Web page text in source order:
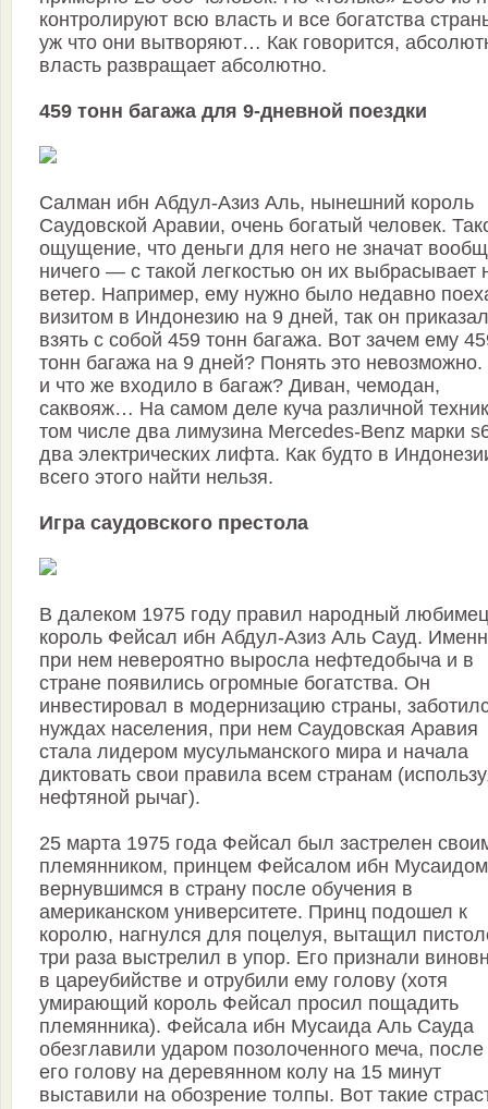
контролируют всю власть и все богатства
уж что они вытворяют… Как говорится,
власть развращает абсолютно.
459 тонн багажа для 9-дневной поездки
Салман ибн Абдул-Азиз Аль, нынешний король
Саудовской Аравии, очень богатый человек.
ощущение, что деньги для него не значат
ничего — с такой легкостью он их выбрасывает
ветер. Например, ему нужно было недавно
визитом в Индонезию на 9 дней, так он приказал
взять с собой 459 тонн багажа. Вот зачем ему
тонн багажа на 9 дней? Понять это
и что же входило в багаж? Диван, чемодан,
саквояж… На самом деле куча различной
том числе два лимузина Mercedes-Benz марки
два электрических лифта. Как будто в
всего этого найти нельзя.
Игра саудовского престола
В далеком 1975 году правил народный любимец
король Фейсал ибн Абдул-Азиз Аль Сауд.
при нем невероятно выросла нефтедобыча и в
стране появились огромные богатства. Он
инвестировал в модернизацию страны,
нуждах населения, при нем Саудовская Аравия
стала лидером мусульманского мира и начала
диктовать свои правила всем странам
нефтяной рычаг).
25 марта 1975 года Фейсал был застрелен
племянником, принцем Фейсалом ибн
вернувшимся в страну после обучения в
американском университете. Принц подошел к
королю, нагнулся для поцелуя, вытащил
три раза выстрелил в упор. Его признали
в цареубийстве и отрубили ему голову (хотя
умирающий король Фейсал просил пощадить
племянника). Фейсала ибн Мусаида Аль Сауда
обезглавили ударом позолоченного меча, после
его голову на деревянном колу на 15 минут
выставили на обозрение толпы. Вот такие